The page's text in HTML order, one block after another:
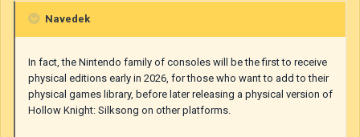
Navedek
In fact, the Nintendo family of consoles will be the first to receive
physical editions early in 2026, for those who want to add to their
physical games library, before later releasing a physical version of
Hollow Knight: Silksong on other platforms.